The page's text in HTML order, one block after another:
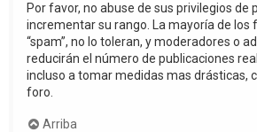
Por favor, no abuse de sus privilegios de
incrementar su rango. La mayoría de los
“spam”, no lo toleran, y moderadores o
reducirán el número de publicaciones
incluso a tomar medidas mas drásticas,
foro.
Arriba